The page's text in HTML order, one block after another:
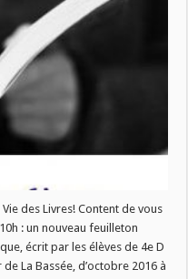
La
Vie
des
Livres
–
des Livres! Content de vous
: un nouveau feuilleton
écrit par les élèves de 4e D
La Bassée, d’octobre 2016 à